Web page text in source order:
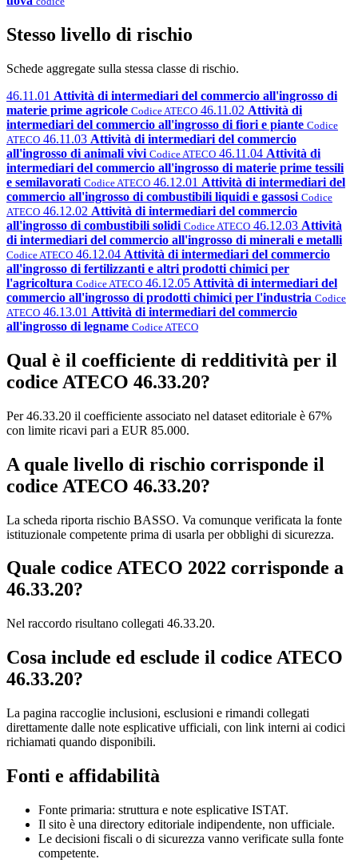
Stesso livello di rischio
Schede aggregate sulla stessa classe di rischio.
46.11.01 Attività di intermediari del commercio all'ingrosso di
materie prime agricole Codice ATECO 46.11.02 Attività di
intermediari del commercio all'ingrosso di fiori e piante Codice
ATECO 46.11.03 Attività di intermediari del commercio
all'ingrosso di animali vivi Codice ATECO 46.11.04 Attività di
intermediari del commercio all'ingrosso di materie prime tessili
e semilavorati Codice ATECO 46.12.01 Attività di intermediari del
commercio all'ingrosso di combustibili liquidi e gassosi Codice
ATECO 46.12.02 Attività di intermediari del commercio
all'ingrosso di combustibili solidi Codice ATECO 46.12.03 Attività
di intermediari del commercio all'ingrosso di minerali e metalli
Codice ATECO 46.12.04 Attività di intermediari del commercio
all'ingrosso di fertilizzanti e altri prodotti chimici per
l'agricoltura Codice ATECO 46.12.05 Attività di intermediari del
commercio all'ingrosso di prodotti chimici per l'industria Codice
ATECO 46.13.01 Attività di intermediari del commercio
all'ingrosso di legname Codice ATECO
Qual è il coefficiente di redditività per il
codice ATECO 46.33.20?
Per 46.33.20 il coefficiente associato nel dataset editoriale è 67%
con limite ricavi pari a EUR 85.000.
A quale livello di rischio corrisponde il
codice ATECO 46.33.20?
La scheda riporta rischio BASSO. Va comunque verificata la fonte
istituzionale competente prima di usarla per obblighi di sicurezza.
Quale codice ATECO 2022 corrisponde a
46.33.20?
Nel raccordo risultano collegati 46.33.20.
Cosa include ed esclude il codice ATECO
46.33.20?
La pagina raccoglie inclusioni, esclusioni e rimandi collegati
direttamente dalle note esplicative ufficiali, con link interni ai codici
richiamati quando disponibili.
Fonti e affidabilità
Fonte primaria: struttura e note esplicative ISTAT.
Il sito è una directory editoriale indipendente, non ufficiale.
Le decisioni fiscali o di sicurezza vanno verificate sulla fonte
competente.